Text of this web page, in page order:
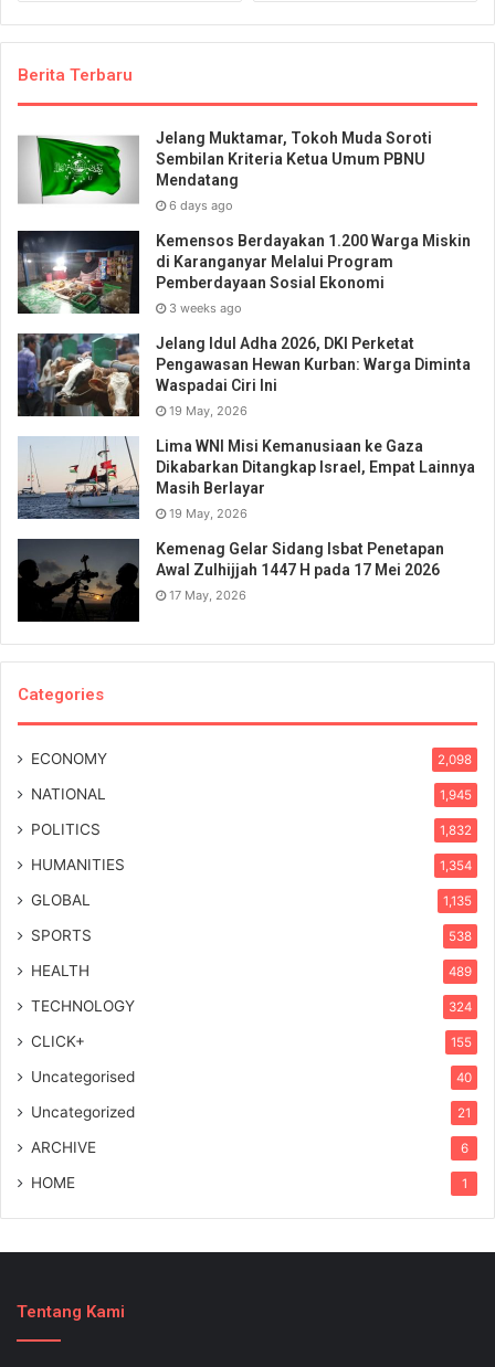
Berita Terbaru
Jelang Muktamar, Tokoh Muda Soroti
Sembilan Kriteria Ketua Umum PBNU
Mendatang
6 days ago
Kemensos Berdayakan 1.200 Warga Miskin
di Karanganyar Melalui Program
Pemberdayaan Sosial Ekonomi
3 weeks ago
Jelang Idul Adha 2026, DKI Perketat
Pengawasan Hewan Kurban: Warga Diminta
Waspadai Ciri Ini
19 May, 2026
Lima WNI Misi Kemanusiaan ke Gaza
Dikabarkan Ditangkap Israel, Empat Lainnya
Masih Berlayar
19 May, 2026
Kemenag Gelar Sidang Isbat Penetapan
Awal Zulhijjah 1447 H pada 17 Mei 2026
17 May, 2026
Categories
ECONOMY 2,098
NATIONAL 1,945
POLITICS 1,832
HUMANITIES 1,354
GLOBAL 1,135
SPORTS 538
HEALTH 489
TECHNOLOGY 324
CLICK+ 155
Uncategorised 40
Uncategorized 21
ARCHIVE 6
HOME 1
Tentang Kami